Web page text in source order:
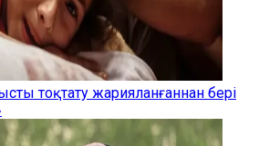
тоқтату жарияланғаннан бері